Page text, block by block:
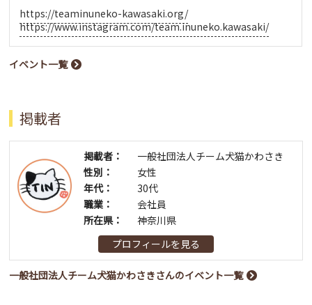
https://teaminuneko-kawasaki.org/
https://www.instagram.com/team.inuneko.kawasaki/
イベント一覧
掲載者
掲載者：
一般社団法人チーム犬猫かわさき
性別：
女性
年代：
30代
職業：
会社員
所在県：
神奈川県
プロフィールを見る
一般社団法人チーム犬猫かわさきさんのイベント一覧